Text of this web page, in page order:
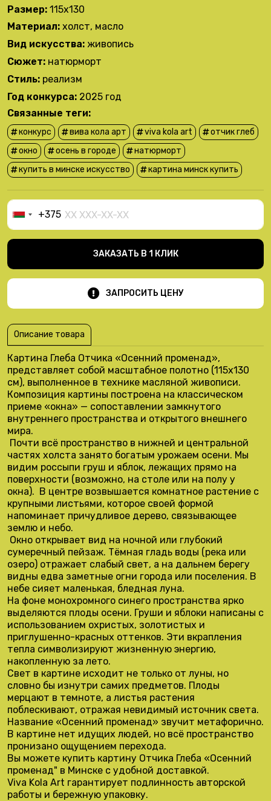
Размер: 115х130
Материал: холст, масло
Вид искусства: живопись
Сюжет: натюрморт
Стиль: реализм
Год конкурса: 2025 год
Связанные теги:
конкурс вива кола арт viva kola art
отчик глеб
окно
осень в городе
натюрморт
купить в минске искусство
картина минск купить
Belarus
+375
+375
ЗАКАЗАТЬ В 1 КЛИК
ЗАПРОСИТЬ ЦЕНУ
Описание товара
Картина Глеба Отчика «Осенний променад»,
представляет собой масштабное полотно (115х130
см), выполненное в технике масляной живописи.
Композиция картины построена на классическом
приеме «окна» — сопоставлении замкнутого
внутреннего пространства и открытого внешнего
мира.
Почти всё пространство в нижней и центральной
частях холста занято богатым урожаем осени. Мы
видим россыпи груш и яблок, лежащих прямо на
поверхности (возможно, на столе или на полу у
окна). В центре возвышается комнатное растение с
крупными листьями, которое своей формой
напоминает причудливое дерево, связывающее
землю и небо.
Окно открывает вид на ночной или глубокий
сумеречный пейзаж. Тёмная гладь воды (река или
озеро) отражает слабый свет, а на дальнем берегу
видны едва заметные огни города или поселения. В
небе сияет маленькая, бледная луна.
На фоне монохромного синего пространства ярко
выделяются плоды осени. Груши и яблоки написаны с
использованием охристых, золотистых и
приглушенно-красных оттенков. Эти вкрапления
тепла символизируют жизненную энергию,
накопленную за лето.
Свет в картине исходит не только от луны, но
словно бы изнутри самих предметов. Плоды
мерцают в темноте, а листья растения
поблескивают, отражая невидимый источник света.
Название «Осенний променад» звучит метафорично.
В картине нет идущих людей, но всё пространство
пронизано ощущением перехода.
Вы можете купить картину Отчика Глеба «Осенний
променад" в Минске с удобной доставкой.
Viva Kola Art гарантирует подлинность авторской
работы и бережную упаковку.